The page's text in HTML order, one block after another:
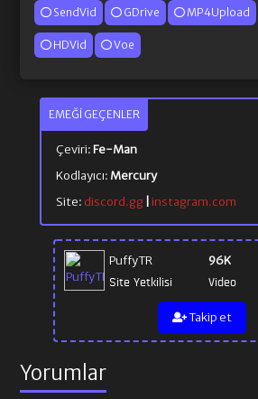
SendVid GDrive MP4Upload
HDVid Voe
PuffyTR
Site Yetkilisi
96K
Video
Takip et
EMEĞI GEÇENLER
Çeviri:Fe-Man
Kodlayıcı: Mercury
Site: discord.gg| instagram.com
Yorumlar